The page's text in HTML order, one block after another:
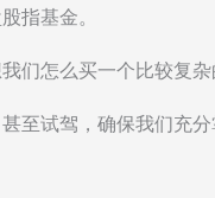
指基金。
们怎么买一个比较复
至试驾，确保我们充